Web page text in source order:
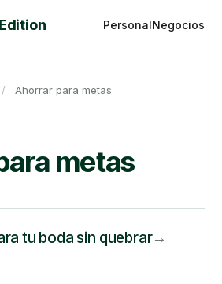
PersonalNegocios
/ Ahorrar para metas
metas
tu boda sin quebrar